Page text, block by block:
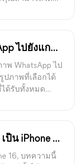
ไปยังแกลล
พ WhatsApp ไป
ปภาพที่เลือกได้
ด้รับทั้งหมด
น iPhone 16
16, บทความนี้